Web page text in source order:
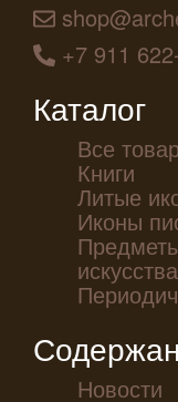
+7 911
Каталог
Все
Книги
Литые
Иконы
искусства
Новости